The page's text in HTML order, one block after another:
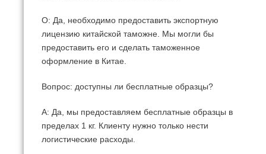
О: Да, необходимо предоставить экспортную
лицензию китайской таможне.
Мы могли бы
предоставить его и сделать таможенное
оформление в Китае.
Вопрос: доступны ли бесплатные образцы?
A: Да, мы предоставляем бесплатные образцы в
пределах 1 кг. Клиенту нужно только нести
логистические расходы.